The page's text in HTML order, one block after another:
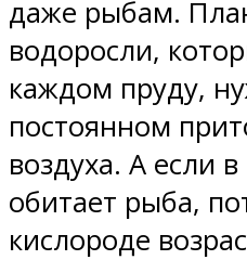
даже рыбам.
водоросли,
каждом пруду,
постоянном
воздуха. А если
обитает рыба,
кислороде